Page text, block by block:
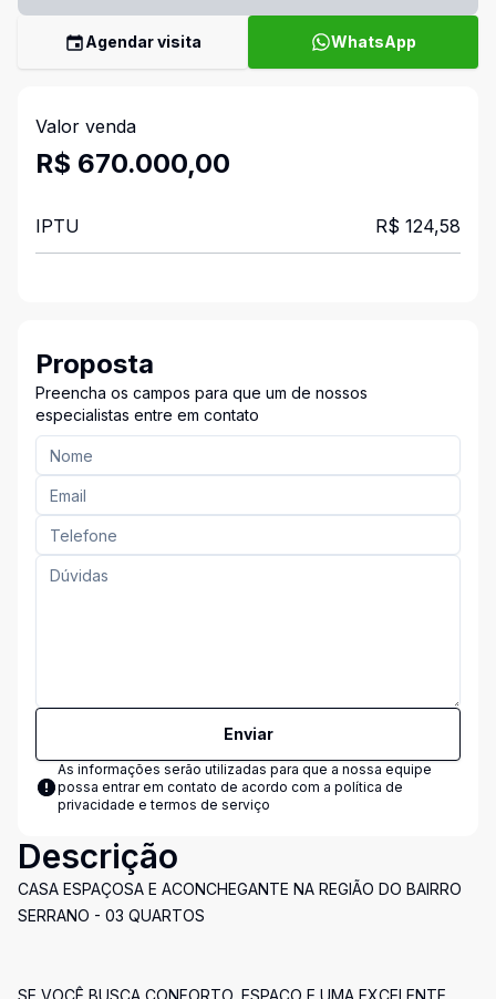
Agendar visita WhatsApp
Valor venda
R$ 670.000,00
IPTU R$ 124,58
Proposta
Preencha os campos para que um de nossos
especialistas entre em contato
Enviar
As informações serão utilizadas para que a nossa equipe
possa entrar em contato de acordo com a política de
privacidade e termos de serviço
Descrição
CASA ESPAÇOSA E ACONCHEGANTE NA REGIÃO DO BAIRRO
SERRANO - 03 QUARTOS
SE VOCÊ BUSCA CONFORTO, ESPAÇO E UMA EXCELENTE